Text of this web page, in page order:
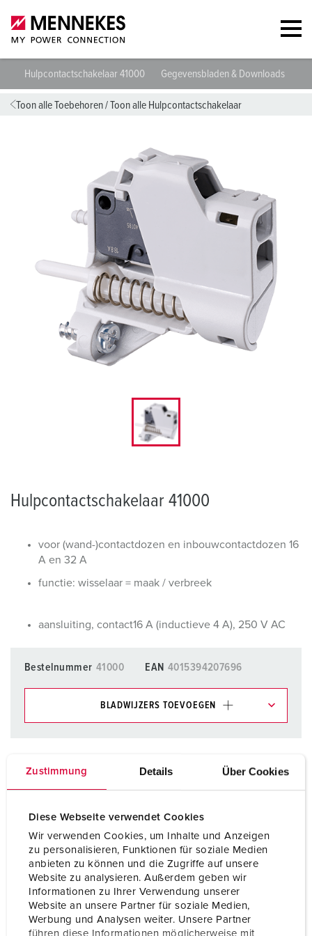
Zustimmung Details Über Cookies
Diese Webseite verwendet Cookies
Wir verwenden Cookies, um Inhalte und Anzeigen
zu personalisieren, Funktionen für soziale Medien
anbieten zu können und die Zugriffe auf unsere
Website zu analysieren. Außerdem geben wir
Informationen zu Ihrer Verwendung unserer
Website an unsere Partner für soziale Medien,
Werbung und Analysen weiter. Unsere Partner
führen diese Informationen möglicherweise mit
Hulpcontactschakelaar 41000 Gegevensbladen & Downloads
Toon alle Toebehoren/Toon alle Hulpcontactschakelaar
Hulpcontactschakelaar 41000
voor (wand-)contactdozen en inbouwcontactdozen 16
A en 32 A
functie: wisselaar = maak / verbreek
aansluiting, contact16 A (inductieve 4 A), 250 V AC
Bestelnummer 41000 EAN 4015394207696
BLADWIJZERS TOEVOEGEN
Mijn lijst(0) TOEVOEGEN
Gegevensbladen & Downloads
Hulpcontactschakelaar 41000